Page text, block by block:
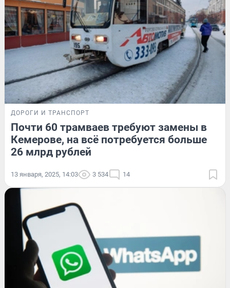
ДОРОГИ И ТРАНСПОРТ
Почти 60 трамваев требуют замены в
Кемерове, на всё потребуется больше
26 млрд рублей
13 января, 2025, 14:03 3 534 14